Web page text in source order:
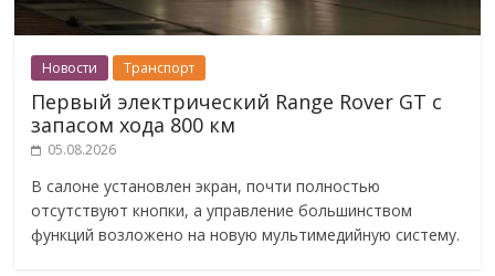
Новости Транспорт
Первый электрический Range Rover GT с
запасом хода 800 км
05.08.2026
В салоне установлен экран, почти полностью
отсутствуют кнопки, а управление большинством
функций возложено на новую мультимедийную систему.